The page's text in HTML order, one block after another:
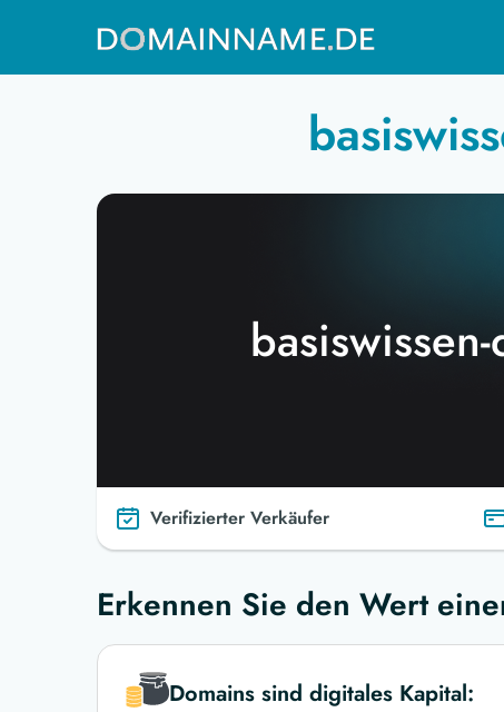
Verifizierter Verkäufer
Erkennen Sie den Wert
Domains sind digitales Kapital: